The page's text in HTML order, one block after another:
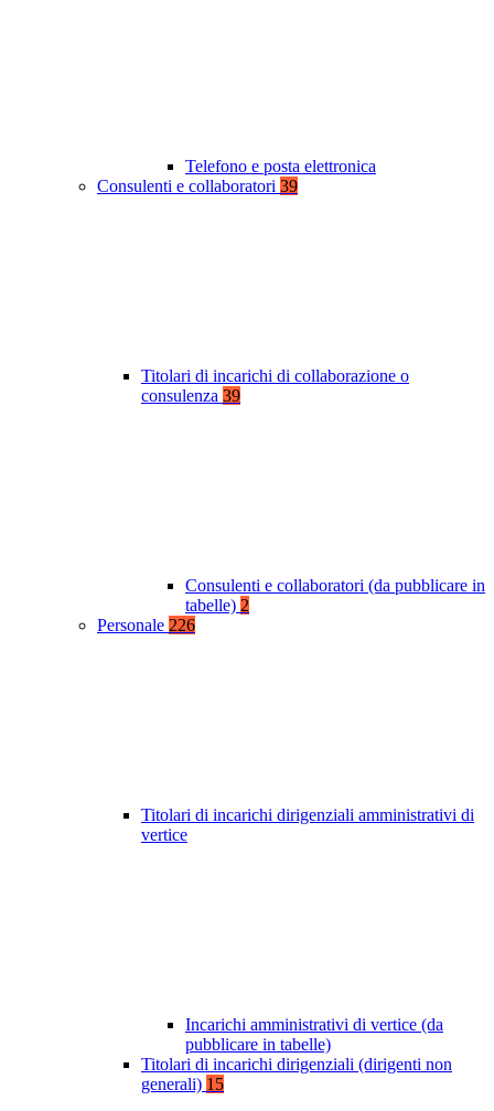
Telefono e posta elettronica
Consulenti e collaboratori 39
Titolari di incarichi di collaborazione o
consulenza 39
Consulenti e collaboratori (da pubblicare in
tabelle) 2
Personale 226
Titolari di incarichi dirigenziali amministrativi di
vertice
Incarichi amministrativi di vertice (da
pubblicare in tabelle)
Titolari di incarichi dirigenziali (dirigenti non
generali) 15